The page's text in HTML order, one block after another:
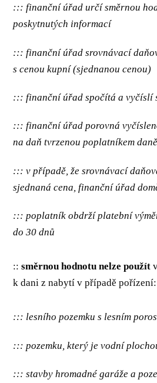
::: finanční úřad určí směrnou
poskytnutých informací
::: finanční úřad srovnávací
s cenou kupní (sjednanou cenou)
::: finanční úřad spočítá a vyčíslí
::: finanční úřad porovná
na daň tvrzenou poplatníkem
::: v případě, že srovnávací
sjednaná cena, finanční úřad
::: poplatník obdrží platební
do 30 dnů
::směrnou hodnotu nelze použít
k dani z nabytí v případě pořízení:
::: lesního pozemku s lesním
::: pozemku, který je vodní
::: stavby hromadné garáže a